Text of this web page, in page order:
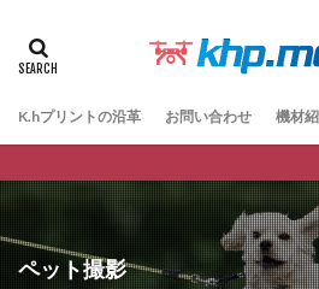
K.hプリントの沿革 お問い合わせ 機材
ホームページ・SNS用か
ペット撮影